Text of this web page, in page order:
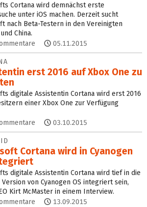
Cortana wird demnächst erste
unter iOS machen. Derzeit sucht
nach Beta-Testern in den Vereinigten
China.
05.11.2015
erst 2016 auf Xbox One zu
digitale Assistentin Cortana wird erst 2016
einer Xbox One zur Verfügung
03.10.2015
Cortana wird in Cyanogen
digitale Assistentin Cortana wird tief in die
Version von Cyanogen OS integriert sein,
Kirt McMaster in einem Interview.
13.09.2015